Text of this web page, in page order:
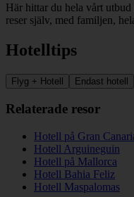
Här hittar du hela vårt
reser själv, med familjen,
Hotelltips
Flyg + Hotell Endast hotell
Relaterade resor
Hotell på Gran
Hotell Arguineguin
Hotell på Mallorca
Hotell Bahia Feliz
Hotell Maspalomas